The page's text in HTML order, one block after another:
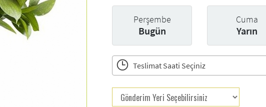
Perşembe
Bugün
Cuma
Yarın
Teslimat Saati Seçiniz